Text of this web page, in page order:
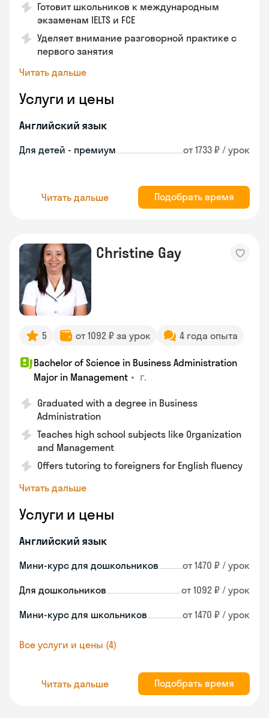
Готовит школьников к международным
экзаменам IELTS и FCE
Уделяет внимание разговорной практике с
первого занятия
Читать дальше
Услуги и цены
Английский язык
Для детей - премиум от 1733 ₽ / урок
Читать дальше Подобрать время
Christine Gay
5 от 1092 ₽ за урок 4 года опыта
Bachelor of Science in Business Administration
Major in Management • г.
Graduated with a degree in Business
Administration
Teaches high school subjects like Organization
and Management
Offers tutoring to foreigners for English fluency
Читать дальше
Услуги и цены
Английский язык
Мини-курс для дошкольников от 1470 ₽ / урок
Для дошкольников от 1092 ₽ / урок
Мини-курс для школьников от 1470 ₽ / урок
Все услуги и цены (4)
Читать дальше Подобрать время